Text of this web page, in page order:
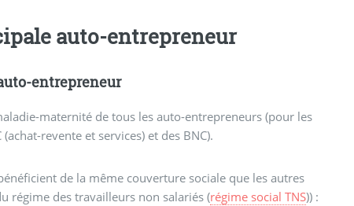
auto-entrepreneur
entrepreneur
maternité de tous les auto-entrepreneurs (pour les
revente et services) et des BNC).
de la même couverture sociale que les autres
régime des travailleurs non salariés (régime social TNS)) :